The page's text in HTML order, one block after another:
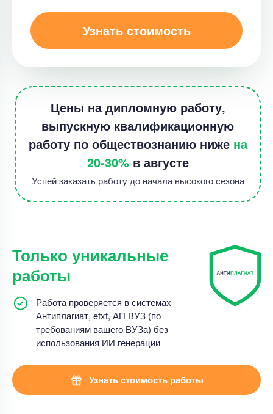
Узнать стоимость
Цены на дипломную работу,
выпускную квалификационную
работу по обществознанию ниже на
20-30%в августе
Успей заказать работу до начала высокого сезона
Только уникальные
работы
Работа проверяется в системах
Антиплагиат, etxt, АП ВУЗ (по
требованиям вашего ВУЗа) без
использования ИИ генерации
Узнать стоимость работы